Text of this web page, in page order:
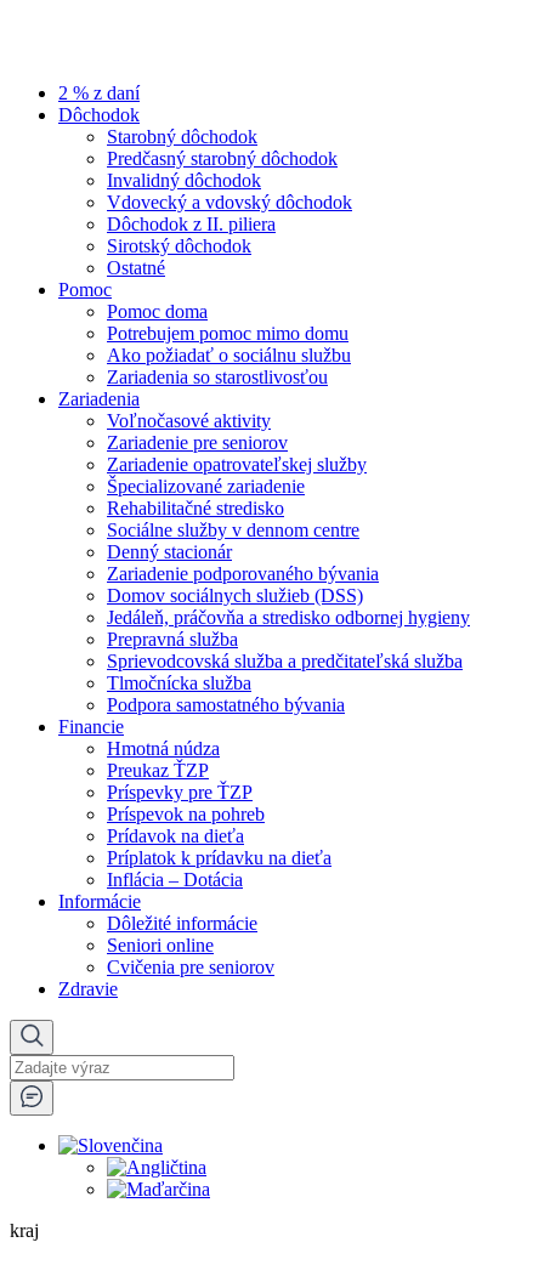
2 % z daní
Dôchodok
Starobný dôchodok
Predčasný starobný dôchodok
Invalidný dôchodok
Vdovecký a vdovský dôchodok
Dôchodok z II. piliera
Sirotský dôchodok
Ostatné
Pomoc
Pomoc doma
Potrebujem pomoc mimo domu
Ako požiadať o sociálnu službu
Zariadenia so starostlivosťou
Zariadenia
Voľnočasové aktivity
Zariadenie pre seniorov
Zariadenie opatrovateľskej služby
Špecializované zariadenie
Rehabilitačné stredisko
Sociálne služby v dennom centre
Denný stacionár
Zariadenie podporovaného bývania
Domov sociálnych služieb (DSS)
Jedáleň, práčovňa a stredisko odbornej hygieny
Prepravná služba
Sprievodcovská služba a predčitateľská služba
Tlmočnícka služba
Podpora samostatného bývania
Financie
Hmotná núdza
Preukaz ŤZP
Príspevky pre ŤZP
Príspevok na pohreb
Prídavok na dieťa
Príplatok k prídavku na dieťa
Inflácia – Dotácia
Informácie
Dôležité informácie
Seniori online
Cvičenia pre seniorov
Zdravie
kraj